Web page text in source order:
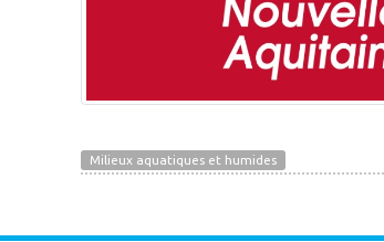
Milieux aquatiques et humides